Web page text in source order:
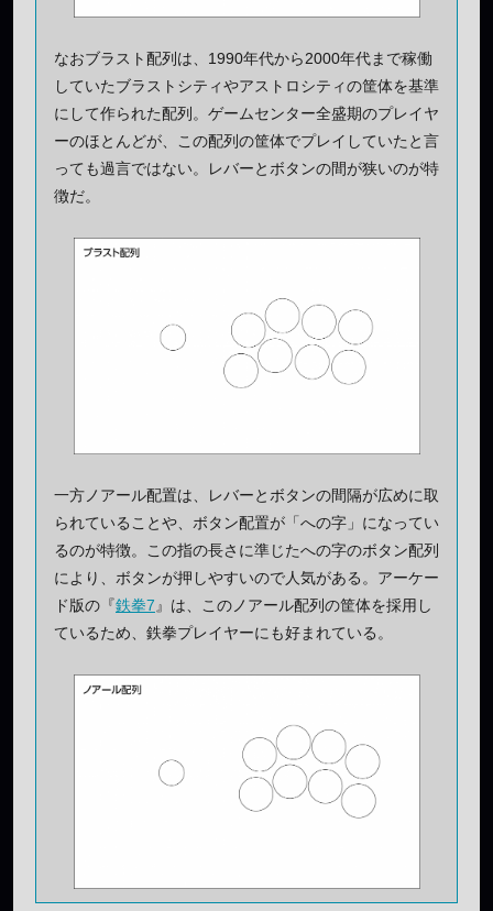
なおブラスト配列は、1990年代から2000年代まで稼働
していたブラストシティやアストロシティの筐体を基準
にして作られた配列。ゲームセンター全盛期のプレイヤ
ーのほとんどが、この配列の筐体でプレイしていたと言
っても過言ではない。レバーとボタンの間が狭いのが特
徴だ。
一方ノアール配置は、レバーとボタンの間隔が広めに取
られていることや、ボタン配置が「への字」になってい
るのが特徴。この指の長さに準じたへの字のボタン配列
により、ボタンが押しやすいので人気がある。アーケー
ド版の『鉄拳7 』は、このノアール配列の筐体を採用し
ているため、鉄拳プレイヤーにも好まれている。